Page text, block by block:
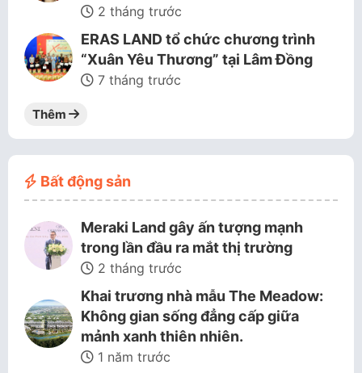
2 tháng trước
ERAS LAND tổ chức chương trình
“Xuân Yêu Thương” tại Lâm Đồng
7 tháng trước
Thêm
Bất động sản
Meraki Land gây ấn tượng mạnh
trong lần đầu ra mắt thị trường
2 tháng trước
Khai trương nhà mẫu The Meadow:
Không gian sống đẳng cấp giữa
mảnh xanh thiên nhiên.
1 năm trước